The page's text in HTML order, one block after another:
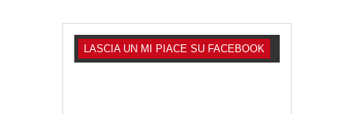
LASCIA UN MI PIACE SU FACEBOOK